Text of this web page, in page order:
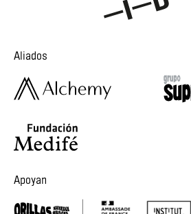
Aliados
Apoyan